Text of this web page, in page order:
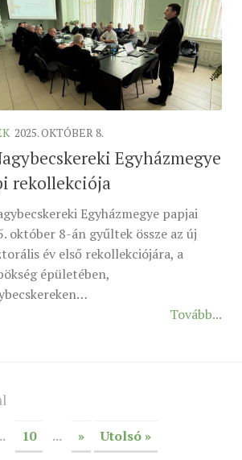
2025. OKTÓBER 8.
Egyházmegye
rekollekciója
Egyházmegye papjai
október 8-án gyűltek össze az új
év első rekollekciójára, a
épületében,
Tovább...
10 ... » Utolsó »